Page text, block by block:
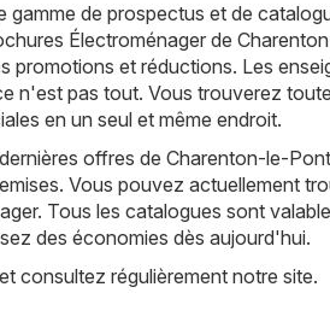
gamme de prospectus et de
Électroménager de
promotions et réductions. Les
n'est pas tout. Vous trouverez
en un seul et même endroit.
offres de Charenton-le-
Vous pouvez actuellement
Tous les catalogues sont
des économies dès aujourd'hui.
consultez régulièrement notre site.